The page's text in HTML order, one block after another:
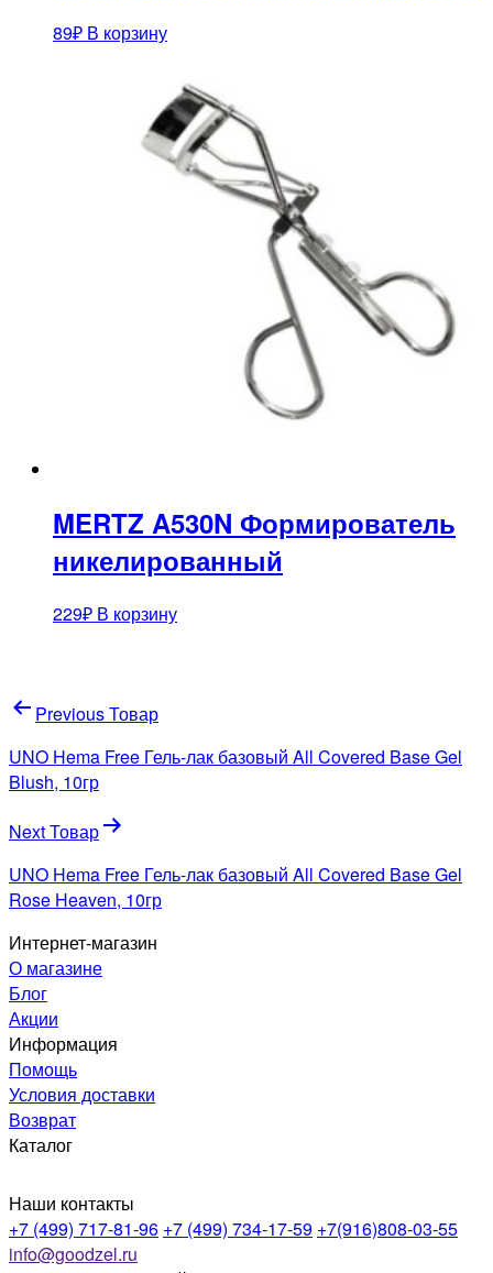
89₽ В корзину
MERTZ A530N Формирователь
никелированный
229₽ В корзину
Навигация
по
записям
Previous Товар
UNO Hema Free Гель-лак базовый All Covered Base Gel
Blush, 10гр
Next Товар
UNO Hema Free Гель-лак базовый All Covered Base Gel
Rose Heaven, 10гр
Интернет-магазин
О магазине
Блог
Акции
Информация
Помощь
Условия доставки
Возврат
Каталог
Наши контакты
+7 (499) 717-81-96 +7 (499) 734-17-59 +7(916)808-03-55
info@goodzel.ru